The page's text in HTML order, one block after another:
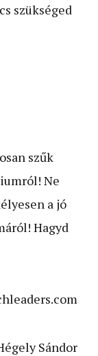
szükséged
szűk
Ne
a jó
Hagyd
Sándor